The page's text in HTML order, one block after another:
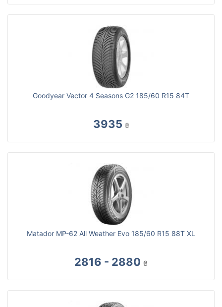
Goodyear Vector 4 Seasons G2 185/60 R15 84T
3935 ₴
Matador MP-62 All Weather Evo 185/60 R15 88T XL
2816 - 2880 ₴